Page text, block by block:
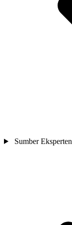
Sumber Eksperten